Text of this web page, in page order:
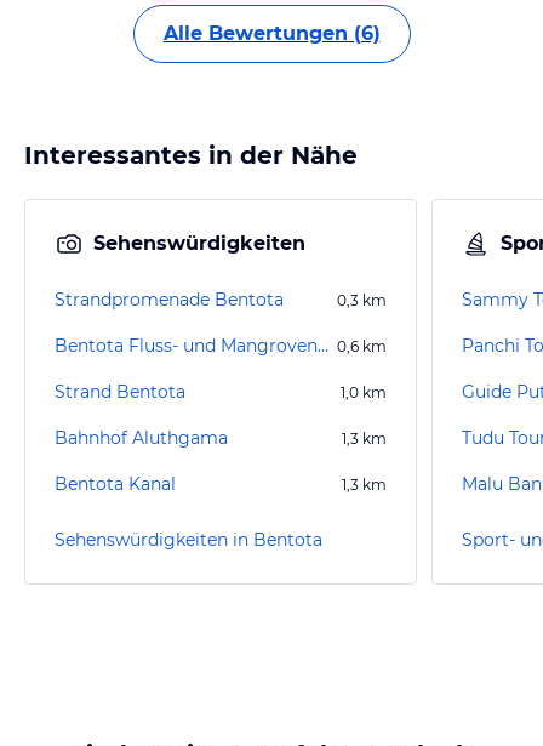
Alle Bewertungen (6)
Interessantes in der Nähe
Sehenswürdigkeiten
Strandpromenade Bentota 0,3 km
Bentota Fluss- und Mangroven Tour 0,6 km
Strand Bentota 1,0 km
Bahnhof Aluthgama 1,3 km
Bentota Kanal 1,3 km
Sehenswürdigkeiten in Bentota
Sammy
Panchi
Guide
Tudu
Malu